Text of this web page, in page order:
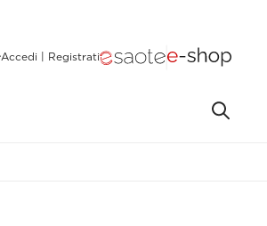
Accedi | Registrati